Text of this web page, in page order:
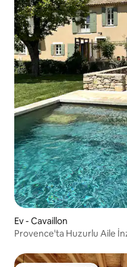
Ev - Cavaillon
Provence'ta Huzurlu Aile